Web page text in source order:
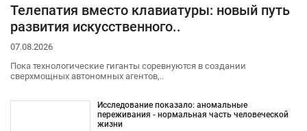
Телепатия вместо клавиатуры: новый путь
развития искусственного..
07.08.2026
Пока технологические гиганты соревнуются в создании
сверхмощных автономных агентов,..
Исследование показало: аномальные
переживания - нормальная часть человеческой
жизни